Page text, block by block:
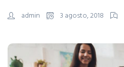
admin 3 agosto, 2018